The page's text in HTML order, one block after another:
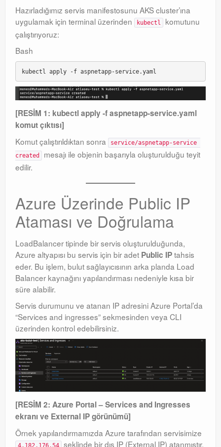
Hazırladığımız servis manifestosunu AKS cluster’ına
uygulamak için terminal üzerinden
kubectl
komutunu
çalıştırıyoruz:
Bash
[RESİM 1: kubectl apply -f aspnetapp-service.yaml
komut çıktısı]
Komut çalıştırıldıktan sonra
service/aspnetapp-service
created
mesajı ile objenin başarıyla oluşturulduğu teyit
edilir.
Azure Üzerinde Public IP
Ataması ve Doğrulama
LoadBalancer tipinde bir servis oluşturulduğunda,
Azure altyapısı bu servis için bir adet Public IPtahsis
eder. Bu işlem, bulut sağlayıcısının arka planda Load
Balancer kaynağını yapılandırması nedeniyle kısa bir
süre alabilir.
Servis durumunu ve atanan IP adresini Azure Portal’da
“Services and ingresses” sekmesinden veya CLI
üzerinden kontrol edebilirsiniz.
[RESİM 2: Azure Portal – Services and Ingresses
ekranı ve External IP görünümü]
Örnek yapılandırmamızda Azure tarafından servisimize
4.182.176.54 şeklinde bir dış IP (External IP) atanmıştır.